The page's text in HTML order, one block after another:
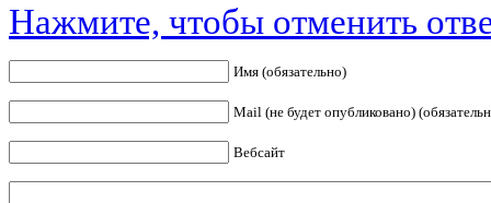
Нажмите, чтобы отменить
Имя (обязательно)
Mail (не будет опубликовано)
Вебсайт